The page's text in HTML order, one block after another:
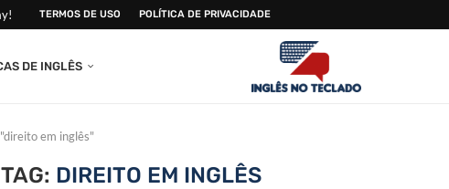
TERMOS DE USO POLÍTICA DE PRIVACIDADE
DE INGLÊS
em inglês"
TAG: DIREITO EM INGLÊS